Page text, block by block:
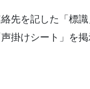
先を記した「標
掛けシート」を掲